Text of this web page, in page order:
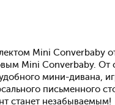
Mini Converbaby
Mini Converbaby. От
мини-дивана,
письменного
станет незабываемым!